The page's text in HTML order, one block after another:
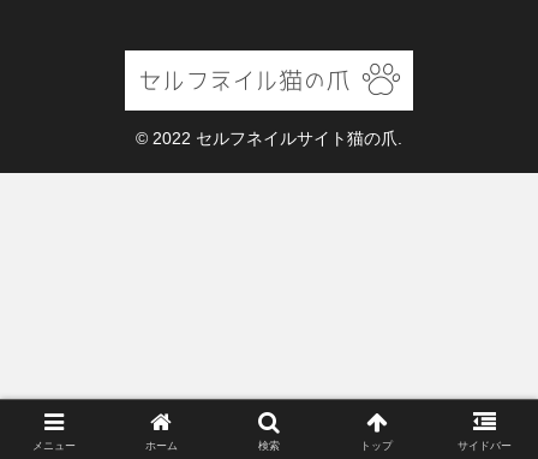
© 2022 セルフネイルサイト猫の爪.
メニュー ホーム 検索 トップ サイドバー